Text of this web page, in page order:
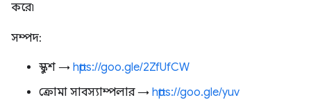
করে৷
সম্পদ:
স্কুশ → https://goo.gle/2ZfUfCW
ক্রোমা সাবস্যাম্পলার → https://goo.gle/yuv